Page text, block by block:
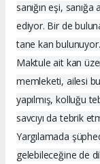
sanığın eşi,
ediyor. Bir de
tane kan
Maktule ait kan
memleketi, ailesi
yapılmış, kolluğu
savcıyı da tebrik
Yargılamada
gelebileceğine de